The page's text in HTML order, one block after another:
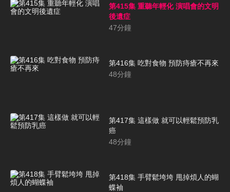
第415集 重聽年輕化 演唱會的文明
後遺症
47分鐘
第416集 吃對食物 預防痔瘡不再來
48分鐘
第417集 這樣做 就可以輕鬆預防乳
癌
48分鐘
第418集 手臂鬆垮垮 甩掉煩人的蝴
蝶袖